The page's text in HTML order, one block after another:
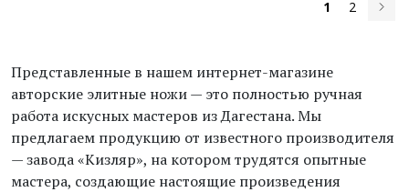
1 2
Представленные в нашем интернет-магазине
авторские элитные ножи — это полностью ручная
работа искусных мастеров из Дагестана. Мы
предлагаем продукцию от известного производителя
— завода «Кизляр», на котором трудятся опытные
мастера, создающие настоящие произведения